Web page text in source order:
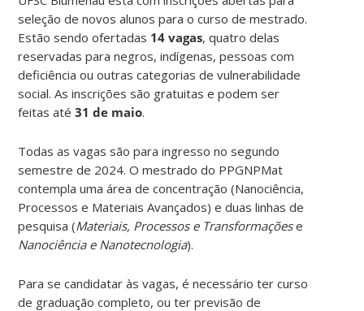
seleção de novos alunos para o curso de mestrado.
Estão sendo ofertadas 14 vagas, quatro delas
reservadas para negros, indígenas, pessoas com
deficiência ou outras categorias de vulnerabilidade
social. As inscrições são gratuitas e podem ser
feitas até31 de maio.
Todas as vagas são para ingresso no segundo
semestre de 2024. O mestrado do PPGNPMat
contempla uma área de concentração (Nanociência,
Processos e Materiais Avançados) e duas linhas de
pesquisa (Materiais, Processos e Transformaçõese
Nanociência e Nanotecnologia).
Para se candidatar às vagas, é necessário ter curso
de graduação completo, ou ter previsão de